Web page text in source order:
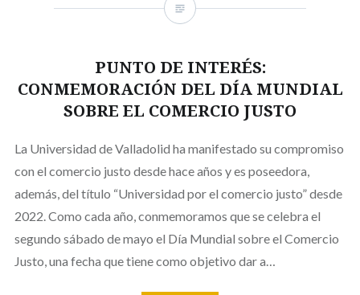
PUNTO DE INTERÉS:
CONMEMORACIÓN DEL DÍA MUNDIAL
SOBRE EL COMERCIO JUSTO
La Universidad de Valladolid ha manifestado su compromiso
con el comercio justo desde hace años y es poseedora,
además, del título “Universidad por el comercio justo” desde
2022. Como cada año, conmemoramos que se celebra el
segundo sábado de mayo el Día Mundial sobre el Comercio
Justo, una fecha que tiene como objetivo dar a…